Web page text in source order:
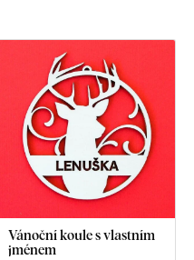
Vánoční koule s vlastním
jménem